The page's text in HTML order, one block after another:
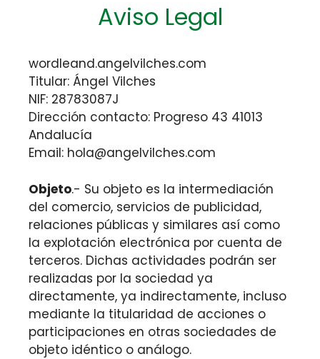
Aviso Legal
wordleand.angelvilches.com
Titular: Ángel Vilches
NIF: 28783087J
Dirección contacto: Progreso 43 41013
Andalucía
Email: hola@angelvilches.com
Objeto.- Su objeto es la intermediación
del comercio, servicios de publicidad,
relaciones públicas y similares así como
la explotación electrónica por cuenta de
terceros. Dichas actividades podrán ser
realizadas por la sociedad ya
directamente, ya indirectamente, incluso
mediante la titularidad de acciones o
participaciones en otras sociedades de
objeto idéntico o análogo.